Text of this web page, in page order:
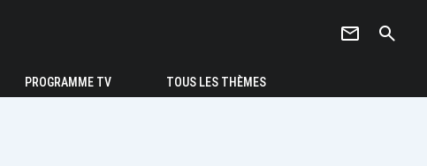
newsletter search
PROGRAMME TV TOUS LES THÈMES